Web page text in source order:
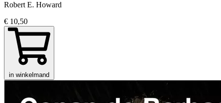
Robert E. Howard
€ 10,50
in winkelmand